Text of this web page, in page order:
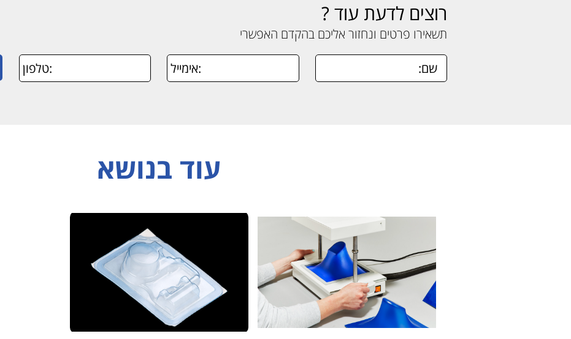
רוצים לדעת עוד ?
תשאירו פרטים ונחזור אליכם בהקדם האפשרי
עוד בנושא